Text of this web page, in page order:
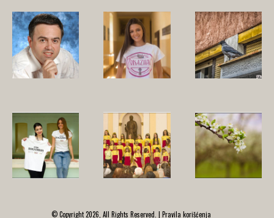
© Copyright 2026, All Rights Reserved. | Pravila korišćenja